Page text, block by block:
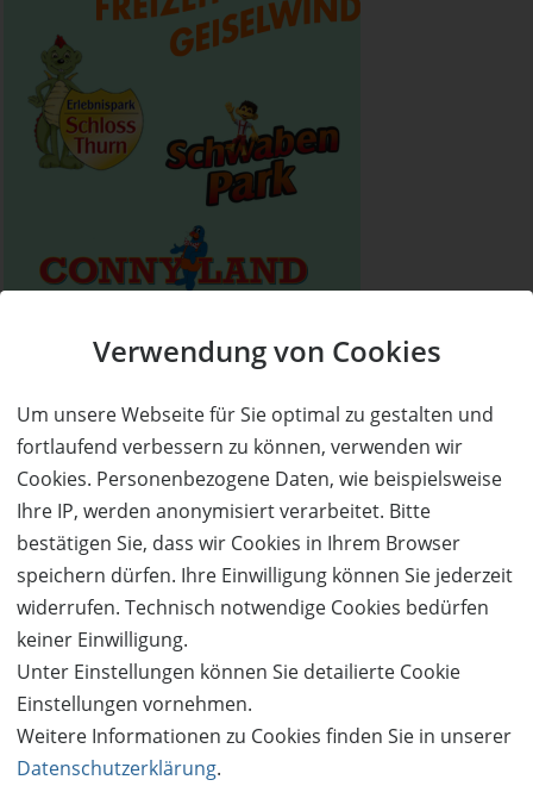
Verwendung von Cookies
Um unsere Webseite für Sie optimal zu gestalten und
fortlaufend verbessern zu können, verwenden wir
Cookies. Personenbezogene Daten, wie beispielsweise
Ihre IP, werden anonymisiert verarbeitet. Bitte
bestätigen Sie, dass wir Cookies in Ihrem Browser
speichern dürfen. Ihre Einwilligung können Sie jederzeit
widerrufen. Technisch notwendige Cookies bedürfen
keiner Einwilligung.
Unter Einstellungen können Sie detailierte Cookie
Einstellungen vornehmen.
Weitere Informationen zu Cookies finden Sie in unserer
Datenschutzerklärung.
Follow us: